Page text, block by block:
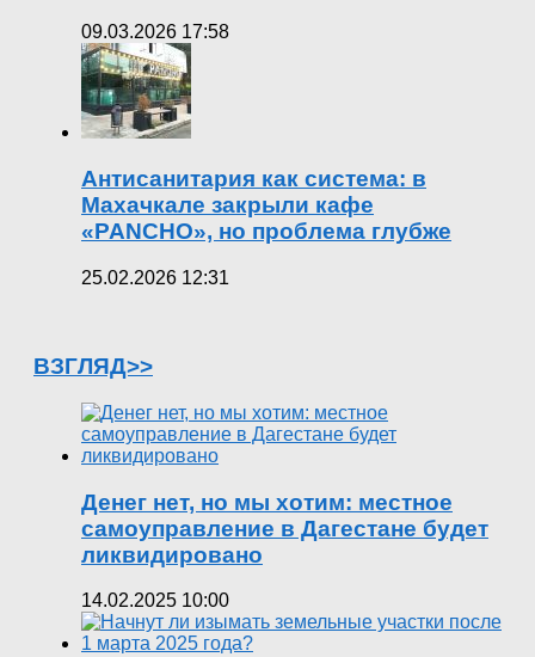
09.03.2026 17:58
Антисанитария как система: в
Махачкале закрыли кафе
«PANCHO», но проблема глубже
25.02.2026 12:31
ВЗГЛЯД>>
Денег нет, но мы хотим: местное
самоуправление в Дагестане будет
ликвидировано
14.02.2025 10:00